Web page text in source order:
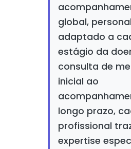
global,
adaptado a
estágio da
consulta de
inicial ao
longo prazo,
profissional
expertise